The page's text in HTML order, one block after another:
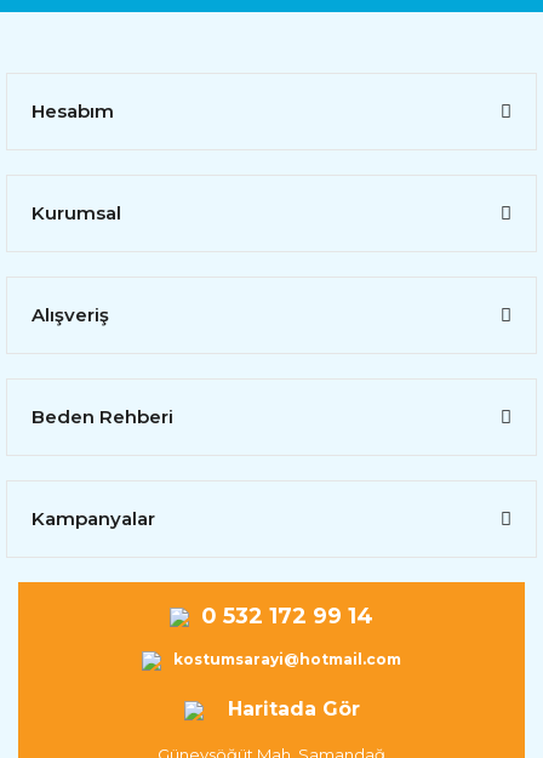
Hesabım
Kurumsal
Alışveriş
Beden Rehberi
Kampanyalar
0 532 172 99 14
kostumsarayi@hotmail.com
Haritada Gör